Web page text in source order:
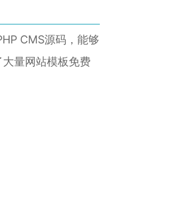
CMS源码，能够
量网站模板免费